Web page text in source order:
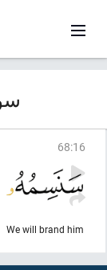
سورة
68:16
We will brand him